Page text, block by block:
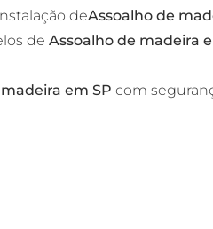
deAssoalho de
deAssoalho de madeira
em SP com